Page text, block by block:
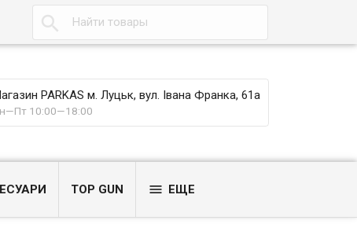

PARKAS м. Луцьк, вул. Івана Франка, 61а
10:00—18:00
TOP GUN  ЕЩЕ